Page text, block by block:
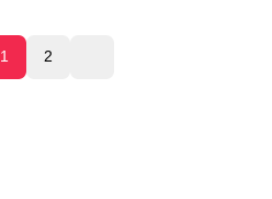
1 2